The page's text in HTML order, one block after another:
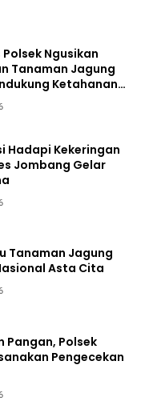
Ngusikan
Tanaman Jagung
Ketahanan
Hadapi Kekeringan
Jombang Gelar
Tanaman Jagung
Asta Cita
Pangan, Polsek
Pengecekan